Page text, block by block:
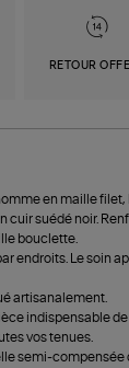
RETOUR
en maille
cuir suédé noir.
bouclette.
endroits. Le soin
artisanalement.
indispensable
vos tenues.
semi-compensée